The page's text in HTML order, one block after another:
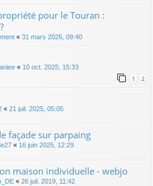
pour le Touran :
« 31 mars 2026, 09:40
« 10 oct. 2025, 15:33
1 2
« 21 juil. 2025, 05:05
façade sur parpaing
« 16 juin 2025, 12:29
maison individuelle - webjo
« 26 juil. 2019, 11:42